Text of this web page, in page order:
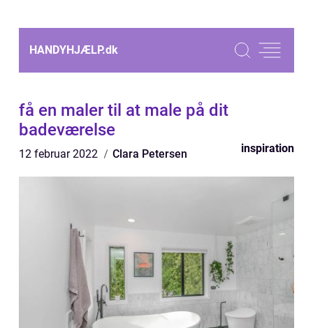
HANDYHJÆLP.dk
få en maler til at male på dit
badeværelse
12 februar 2022 Clara Petersen inspiration